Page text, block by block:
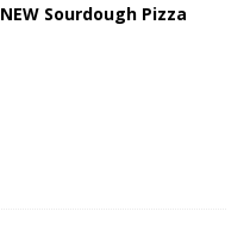
Sourdough Pizza